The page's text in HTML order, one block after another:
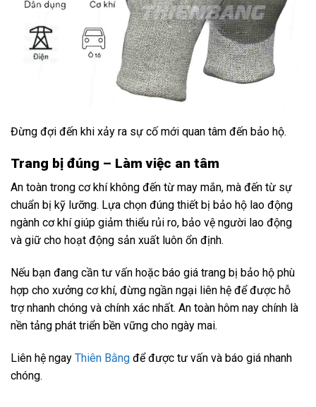
Đừng đợi đến khi xảy ra sự cố mới quan tâm đến bảo hộ.
Trang bị đúng – Làm việc an tâm
An toàn trong cơ khí không đến từ may mắn, mà đến từ sự
chuẩn bị kỹ lưỡng. Lựa chọn đúng thiết bị bảo hộ lao động
ngành cơ khí giúp giảm thiểu rủi ro, bảo vệ người lao động
và giữ cho hoạt động sản xuất luôn ổn định.
Nếu bạn đang cần tư vấn hoặc báo giá trang bị bảo hộ phù
hợp cho xưởng cơ khí, đừng ngần ngại liên hệ để được hỗ
trợ nhanh chóng và chính xác nhất. An toàn hôm nay chính là
nền tảng phát triển bền vững cho ngày mai.
Liên hệ ngay Thiên Bằng để được tư vấn và báo giá nhanh
chóng.